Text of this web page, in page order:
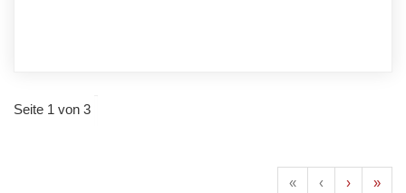
Seite 1 von 3
« ‹ › »